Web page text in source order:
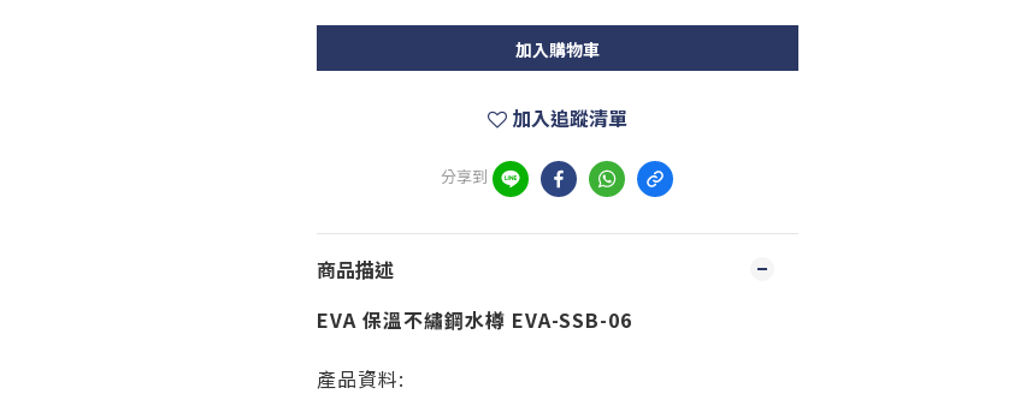
加入購物車
加入追蹤清單
分享到
商品描述
EVA 保溫不繡鋼水樽 EVA-SSB-06
產品資料: